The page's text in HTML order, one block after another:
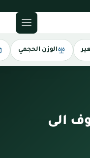
الوزن الحجمي
الى